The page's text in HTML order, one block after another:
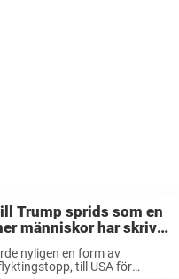
Trump sprids som en
människor har skrivit
nyligen en form av
till USA för